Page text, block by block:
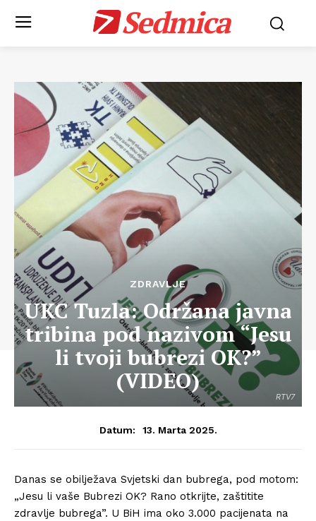
Sedmica
RTV7
ZDRAVLJE
UKC Tuzla: Održana javna
tribina pod nazivom “Jesu
li tvoji bubrezi OK?”
(VIDEO)
Datum: 13. Marta 2025.
Danas se obilježava Svjetski dan bubrega, pod motom:
„Jesu li vaše Bubrezi OK? Rano otkrijte, zaštitite
zdravlje bubrega”. U BiH ima oko 3.000 pacijenata na